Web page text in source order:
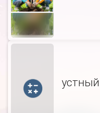
устный